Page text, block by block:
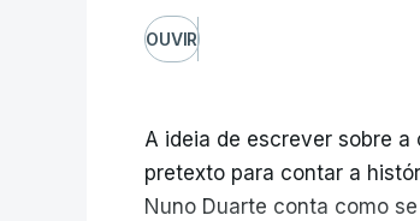
OUVIR
A ideia de escrever sobre
pretexto para contar a
Nuno Duarte conta como